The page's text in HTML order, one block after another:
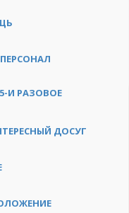
И РАЗОВОЕ
ДОСУГ